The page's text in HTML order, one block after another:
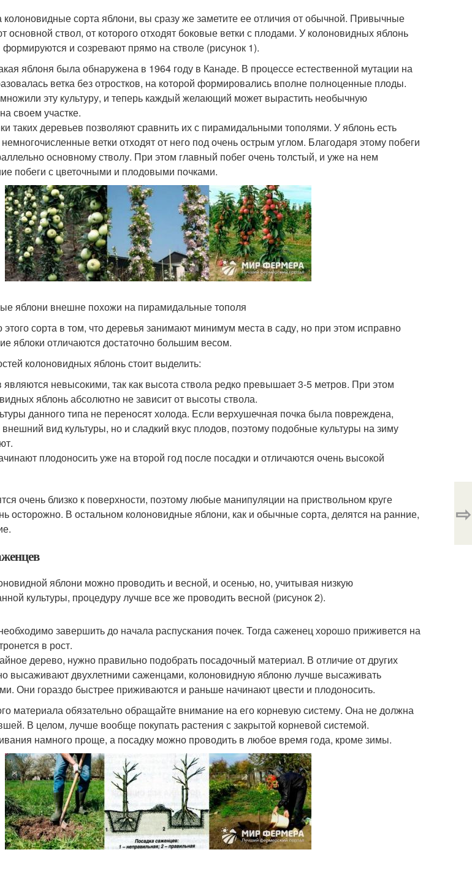
сорта яблони, вы сразу же заметите ее отличия от обычной. Привычные
ствол, от которого отходят боковые ветки с плодами. У колоновидных яблонь
формируются и созревают прямо на стволе (рисунок 1).
яблоня была обнаружена в 1964 году в Канаде. В процессе естественной мутации на
ветка без отростков, на которой формировались вполне полноценные плоды.
эту культуру, и теперь каждый желающий может вырастить необычную
своем участке.
таких деревьев позволяют сравнить их с пирамидальными тополями. У яблонь есть
ветки отходят от него под очень острым углом. Благодаря этому побеги
основному стволу. При этом главный побег очень толстый, и уже на нем
побеги с цветочными и плодовыми почками.
яблони внешне похожи на пирамидальные тополя
сорта в том, что деревья занимают минимум места в саду, но при этом исправно
яблоки отличаются достаточно большим весом.
колоновидных яблонь стоит выделить:
невысокими, так как высота ствола редко превышает 3-5 метров. При этом
яблонь абсолютно не зависит от высоты ствола.
данного типа не переносят холода. Если верхушечная почка была повреждена,
внешний вид культуры, но и сладкий вкус плодов, поэтому подобные культуры на зиму
плодоносить уже на второй год после посадки и отличаются очень высокой
очень близко к поверхности, поэтому любые манипуляции на приствольном круге
осторожно. В остальном колоновидные яблони, как и обычные сорта, делятся на ранние,
яблони можно проводить и весной, и осенью, но, учитывая низкую
культуры, процедуру лучше все же проводить весной (рисунок 2).
завершить до начала распускания почек. Тогда саженец хорошо приживется на
в рост.
дерево, нужно правильно подобрать посадочный материал. В отличие от других
высаживают двухлетними саженцами, колоновидную яблоню лучше высаживать
Они гораздо быстрее приживаются и раньше начинают цвести и плодоносить.
материала обязательно обращайте внимание на его корневую систему. Она не должна
В целом, лучше вообще покупать растения с закрытой корневой системой.
намного проще, а посадку можно проводить в любое время года, кроме зимы.
⇨